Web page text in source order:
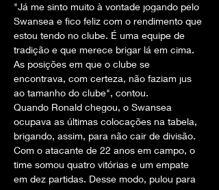
"Já me sinto muito à vontade jogando pelo
Swansea e fico feliz com o rendimento que
estou tendo no clube. É uma equipe de
tradição e que merece brigar lá em cima.
As posições em que o clube se
encontrava, com certeza, não faziam jus
ao tamanho do clube", contou.
Quando Ronald chegou, o Swansea
ocupava as últimas colocações na tabela,
brigando, assim, para não cair de divisão.
Com o atacante de 22 anos em campo, o
time somou quatro vitórias e um empate
em dez partidas. Desse modo, pulou para